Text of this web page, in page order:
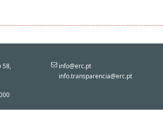
58,
info@erc.pt
info.transparencia@erc.pt